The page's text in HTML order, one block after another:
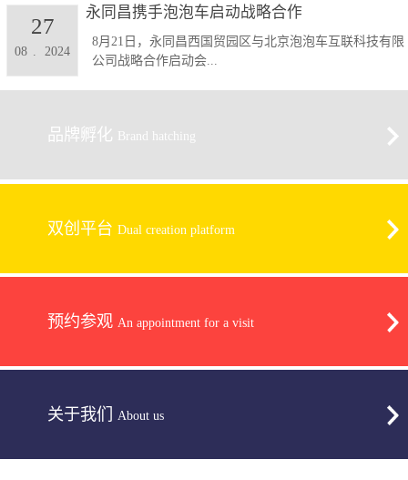
永同昌携手泡泡车启动战略合作
8月21日，永同昌西国贸园区与北京泡泡车互联科技有限
公司战略合作启动会...
08 . 2024
27
品牌孵化 Brand hatching
双创平台 Dual creation platform
预约参观 An appointment for a visit
关于我们 About us